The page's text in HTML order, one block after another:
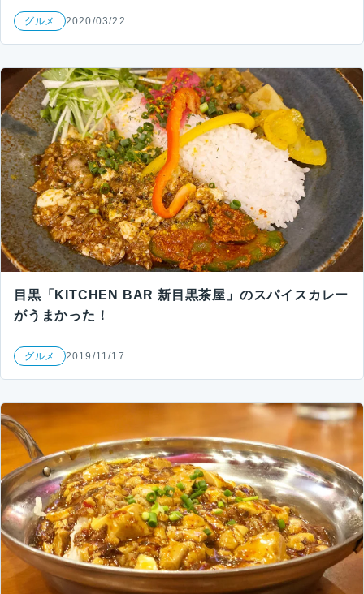
グルメ 2020/03/22
目黒「KITCHEN BAR 新目黒茶屋」のスパイスカレー
がうまかった！
グルメ 2019/11/17